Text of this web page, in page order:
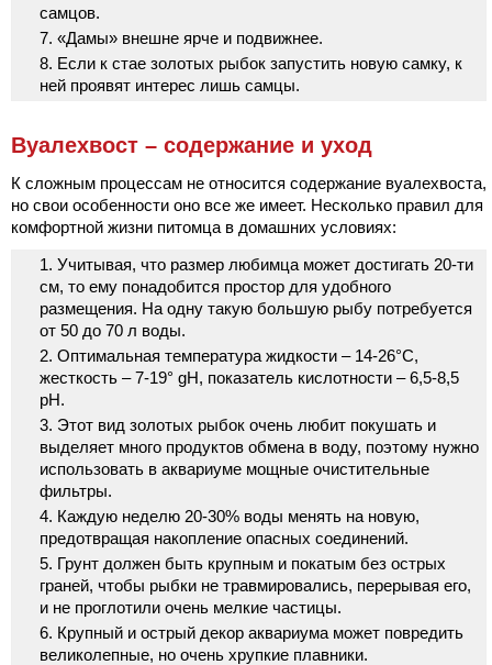
самцов.
«Дамы» внешне ярче и подвижнее.
Если к стае золотых рыбок запустить новую самку, к
ней проявят интерес лишь самцы.
Вуалехвост – содержание и уход
К сложным процессам не относится содержание вуалехвоста,
но свои особенности оно все же имеет. Несколько правил для
комфортной жизни питомца в домашних условиях:
Учитывая, что размер любимца может достигать 20-ти
см, то ему понадобится простор для удобного
размещения. На одну такую большую рыбу потребуется
от 50 до 70 л воды.
Оптимальная температура жидкости – 14-26°С,
жесткость – 7-19° gH, показатель кислотности – 6,5-8,5
pH.
Этот вид золотых рыбок очень любит покушать и
выделяет много продуктов обмена в воду, поэтому нужно
использовать в аквариуме мощные очистительные
фильтры.
Каждую неделю 20-30% воды менять на новую,
предотвращая накопление опасных соединений.
Грунт должен быть крупным и покатым без острых
граней, чтобы рыбки не травмировались, перерывая его,
и не проглотили очень мелкие частицы.
Крупный и острый декор аквариума может повредить
великолепные, но очень хрупкие плавники.